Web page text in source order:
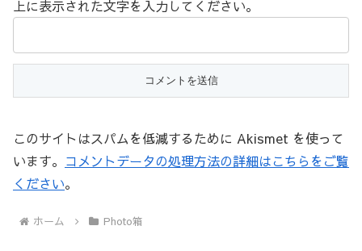
上に表示された文字を入力してください。
このサイトはスパムを低減するために Akismet を使って
います。 コメントデータの処理方法の詳細はこちらをご覧
ください。
ホーム Photo箱